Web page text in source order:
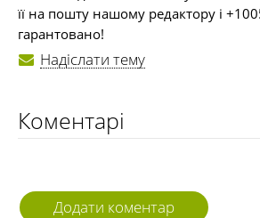
її на пошту нашому редактору і
гарантовано!
Надіслати тему
Коментарі
Додати коментар